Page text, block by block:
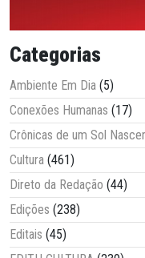
Categorias
Ambiente Em Dia (5)
Conexões Humanas (17)
Crônicas de um Sol
Cultura (461)
Direto da Redação (44)
Edições (238)
Editais (45)